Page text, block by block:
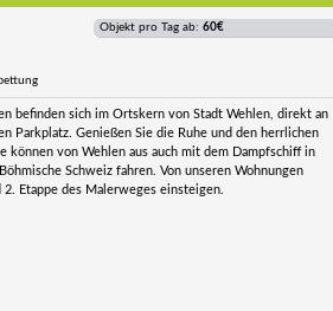
Objekt pro Tag ab: 60€
befinden sich im Ortskern von Stadt Wehlen, direkt an
Parkplatz. Genießen Sie die Ruhe und den herrlichen
können von Wehlen aus auch mit dem Dampfschiff in
Schweiz fahren. Von unseren Wohnungen
Etappe des Malerweges einsteigen.